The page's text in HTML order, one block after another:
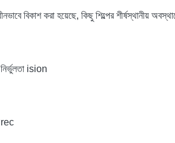
করা হয়েছে, কিছু শিল্পের শীর্ষস্থানীয়
ision